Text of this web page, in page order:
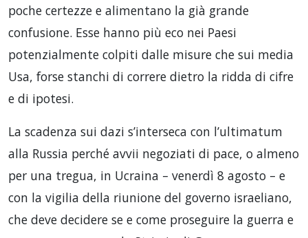
poche certezze e alimentano la già grande
confusione. Esse hanno più eco nei Paesi
potenzialmente colpiti dalle misure che sui media
Usa, forse stanchi di correre dietro la ridda di cifre
e di ipotesi.
La scadenza sui dazi s’interseca con l’ultimatum
alla Russia perché avvii negoziati di pace, o almeno
per una tregua, in Ucraina – venerdì 8 agosto – e
con la vigilia della riunione del governo israeliano,
che deve decidere se e come proseguire la guerra e